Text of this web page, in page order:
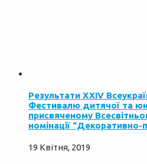
Результати ХХІV
Фестивалю дитячої та
присвяченому
номінації
19 Квітня, 2019